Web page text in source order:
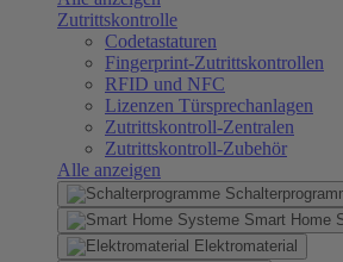
Zutrittskontrolle
Codetastaturen
Fingerprint-Zutrittskontrollen
RFID und NFC
Lizenzen Türsprechanlagen
Zutrittskontroll-Zentralen
Zutrittskontroll-Zubehör
Alle anzeigen
Smart Home
Elektromaterial